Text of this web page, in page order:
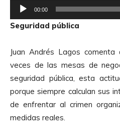
e
p
o
d
u
c
t
o
00:00
Seguridad pública
Juan Andrés Lagos
veces de las mesas de
seguridad pública, esta
porque siempre calculan sus
de enfrentar al crimen
medidas reales.